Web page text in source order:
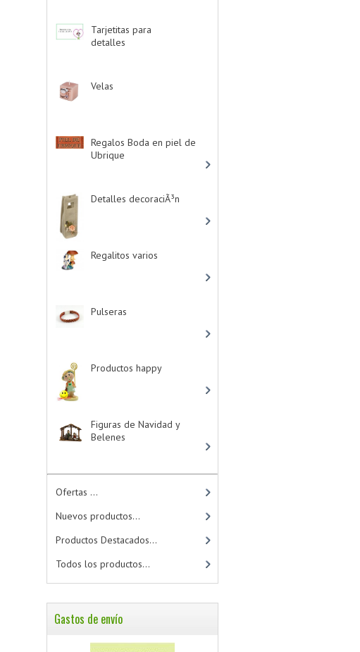
Tarjetitas para
detalles
Velas
Regalos Boda en piel de
Ubrique
Detalles decoraciÃ³n
Regalitos varios
Pulseras
Productos happy
Figuras de Navidad y
Belenes
Ofertas ...
Nuevos productos...
Productos Destacados...
Todos los productos...
Gastos de envío